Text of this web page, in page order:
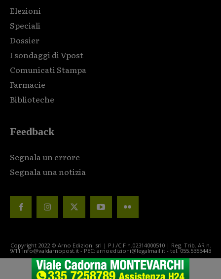
Elezioni
Speciali
Dossier
I sondaggi di Vpost
Comunicati Stampa
Farmacie
Biblioteche
Feedback
Segnala un errore
Segnala una notizia
Copyright 2022 © Arno Edizioni srl | P.I./C.F n.02314000510 | Reg. Trib. AR n.
9/11 info@valdarnopost.it - PEC: arnoedizioni@legalmail.it - tel. 055.5353443